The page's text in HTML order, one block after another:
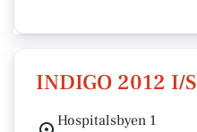
INDIGO 2012 I/S
Hospitalsbyen 1